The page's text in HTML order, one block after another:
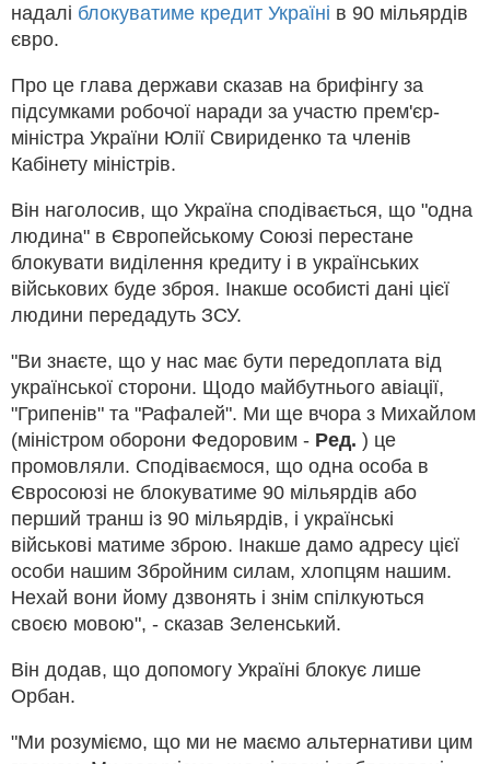
надалі блокуватиме кредит Україні в 90 мільярдів
євро.
Про це глава держави сказав на брифінгу за
підсумками робочої наради за участю прем'єр-
міністра України Юлії Свириденко та членів
Кабінету міністрів.
Він наголосив, що Україна сподівається, що "одна
людина" в Європейському Союзі перестане
блокувати виділення кредиту і в українських
військових буде зброя. Інакше особисті дані цієї
людини передадуть ЗСУ.
"Ви знаєте, що у нас має бути передоплата від
української сторони. Щодо майбутнього авіації,
"Грипенів" та "Рафалей". Ми ще вчора з Михайлом
(міністром оборони Федоровим - Ред. ) це
промовляли. Сподіваємося, що одна особа в
Євросоюзі не блокуватиме 90 мільярдів або
перший транш із 90 мільярдів, і українські
військові матиме зброю. Інакше дамо адресу цієї
особи нашим Збройним силам, хлопцям нашим.
Нехай вони йому дзвонять і знім спілкуються
своєю мовою", - сказав Зеленський.
Він додав, що допомогу Україні блокує лише
Орбан.
"Ми розуміємо, що ми не маємо альтернативи цим